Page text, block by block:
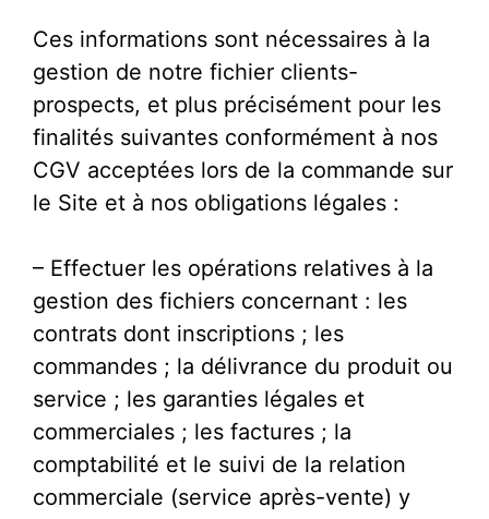
Ces informations sont nécessaires à la
gestion de notre fichier clients-
prospects, et plus précisément pour les
finalités suivantes conformément à nos
CGV acceptées lors de la commande sur
le Site et à nos obligations légales :
– Effectuer les opérations relatives à la
gestion des fichiers concernant : les
contrats dont inscriptions ; les
commandes ; la délivrance du produit ou
service ; les garanties légales et
commerciales ; les factures ; la
comptabilité et le suivi de la relation
commerciale (service après-vente) y